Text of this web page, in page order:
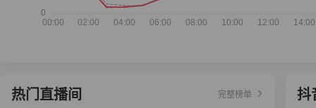
热门直播间
完整榜单
抖